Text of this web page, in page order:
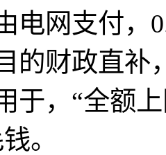
电网支付，
的财政直补
于，“全额
。